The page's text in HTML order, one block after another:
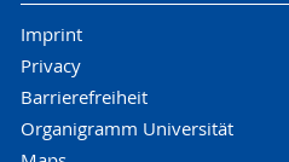
Imprint
Privacy
Barrierefreiheit
Organigramm Universität